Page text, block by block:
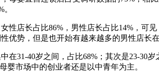
性店长占比86%，男性店长占比14%，可
优势，但是也开始有越来越多的男性店长在
在31-40岁之间，占比68%；其次是23-30
婴市场中的创业者还是以中青年为主。